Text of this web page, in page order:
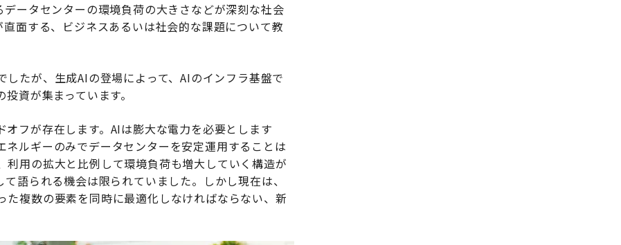
ータセンターの環境負荷の大きさなどが深刻な社会
面する、ビジネスあるいは社会的な課題について教
したが、生成AIの登場によって、AIのインフラ基盤で
資が集まっています。
フが存在します。AIは膨大な電力を必要とします
ルギーのみでデータセンターを安定運用することは
用の拡大と比例して環境負荷も増大していく構造が
語られる機会は限られていました。しかし現在は、
複数の要素を同時に最適化しなければならない、新